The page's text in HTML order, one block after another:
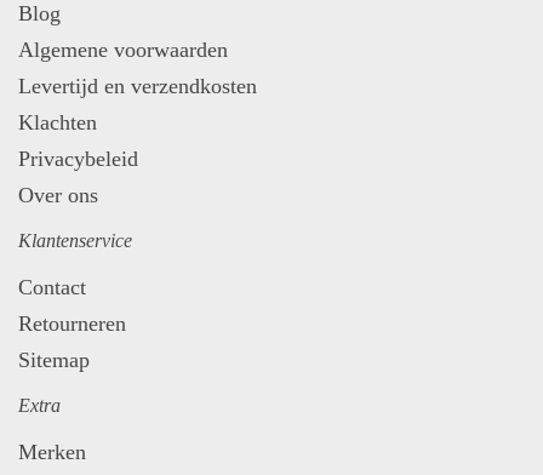
Blog
Algemene voorwaarden
Levertijd en verzendkosten
Klachten
Privacybeleid
Over ons
Klantenservice
Contact
Retourneren
Sitemap
Extra
Merken